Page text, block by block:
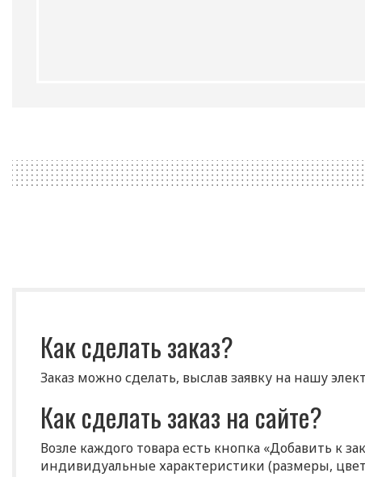
Как сделать заказ?
Заказ можно сделать, выслав заявку на нашу
Как сделать заказ на сайте?
Возле каждого товара есть кнопка «Добавить к
индивидуальные характеристики (размеры,